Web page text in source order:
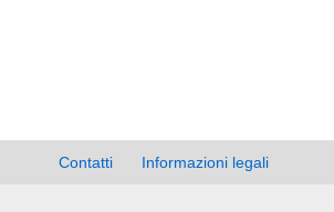
Contatti Informazioni legali